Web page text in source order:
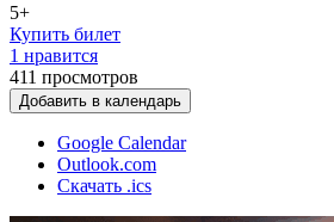
5+
Купить билет
1 нравится
411 просмотров
Добавить в календарь
Google Calendar
Outlook.com
Скачать .ics